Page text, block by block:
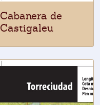
Cabanera de
Castigaleu